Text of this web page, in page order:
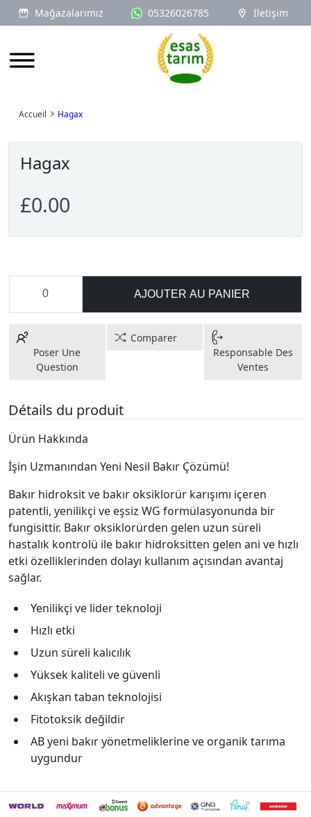
Mağazalarımız 05326026785 İletişim
Logo
Accueil Hagax
Hagax
£0.00
AJOUTER AU PANIER
Poser Une
Question
Comparer
Responsable Des
Ventes
Détails du produit
Ürün Hakkında
İşin Uzmanından Yeni Nesil Bakır Çözümü!
Bakır hidroksit ve bakır oksiklorür karışımı içeren
patentli, yenilikçi ve eşsiz WG formülasyonunda bir
fungisittir. Bakır oksiklorürden gelen uzun süreli
hastalık kontrolü ile bakır hidroksitten gelen ani ve hızlı
etki özelliklerinden dolayı kullanım açısından avantaj
sağlar.
Yenilikçi ve lider teknoloji
Hızlı etki
Uzun süreli kalıcılık
Yüksek kaliteli ve güvenli
Akışkan taban teknolojisi
Fitotoksik değildir
AB yeni bakır yönetmeliklerine ve organik tarıma
uygundur